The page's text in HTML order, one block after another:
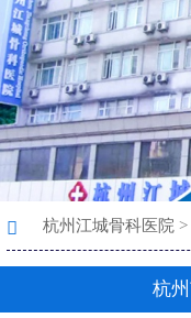
杭州江城骨科医院 >
杭